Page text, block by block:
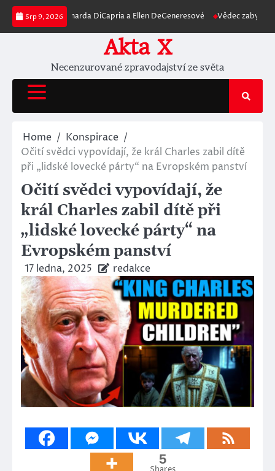
Skip
content
Srp 9, 2026
DiCapria a Ellen DeGeneresové Vědec zabývající se COVID-19
Akta X
Necenzurované zpravodajství ze světa
Home
Konspirace
Očití svědci vypovídají, že král Charles zabil dítě
při „lidské lovecké párty“ na Evropském panství
Očití svědci vypovídají, že
král Charles zabil dítě při
„lidské lovecké párty“ na
Evropském panství
17 ledna, 2025 redakce
5